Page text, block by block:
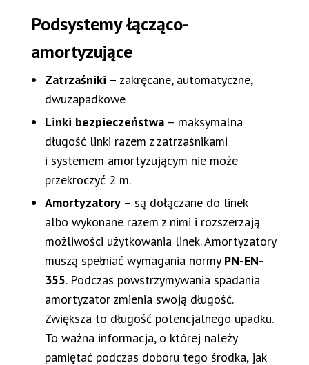
Podsystemy łącząco-
amortyzujące
Zatrzaśniki – zakręcane, automatyczne,
dwuzapadkowe
Linki bezpieczeństwa – maksymalna
długość linki razem z zatrzaśnikami
i systemem amortyzującym nie może
przekroczyć 2 m.
Amortyzatory – są dołączane do linek
albo wykonane razem z nimi i rozszerzają
możliwości użytkowania linek. Amortyzatory
muszą spełniać wymagania normy PN-EN-
355. Podczas powstrzymywania spadania
amortyzator zmienia swoją długość.
Zwiększa to długość potencjalnego upadku.
To ważna informacja, o której należy
pamiętać podczas doboru tego środka, jak